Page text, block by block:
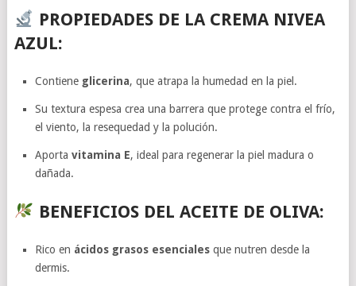
PROPIEDADES DE LA CREMA NIVEA
AZUL:
Contiene glicerina, que atrapa la humedad en la piel.
Su textura espesa crea una barrera que protege contra el frío,
el viento, la resequedad y la polución.
Aportavitamina E, ideal para regenerar la piel madura o
dañada.
BENEFICIOS DEL ACEITE DE OLIVA:
Rico en ácidos grasos esenciales que nutren desde la
dermis.